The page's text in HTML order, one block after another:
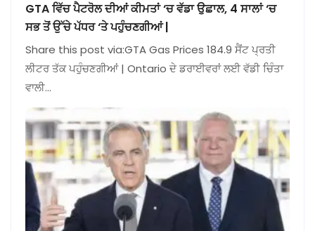
GTA ਵਿੱਚ ਪੈਟਰੋਲ ਦੀਆਂ ਕੀਮਤਾਂ ‘ਚ ਵੱਡਾ ਉਛਾਲ, 4 ਸਾਲਾਂ ‘ਚ
ਸਭ ਤੋਂ ਉੱਚੇ ਪੱਧਰ ‘ਤੇ ਪਹੁੰਚਣਗੀਆਂ |
Share this post via:GTA Gas Prices 184.9 ਸੈਂਟ ਪ੍ਰਤੀ
ਲੀਟਰ ਤੱਕ ਪਹੁੰਚਣਗੀਆਂ | Ontario ਦੇ ਡਰਾਈਵਰਾਂ ਲਈ ਵੱਡੀ ਚਿੰਤਾ
ਵਾਲੀ…